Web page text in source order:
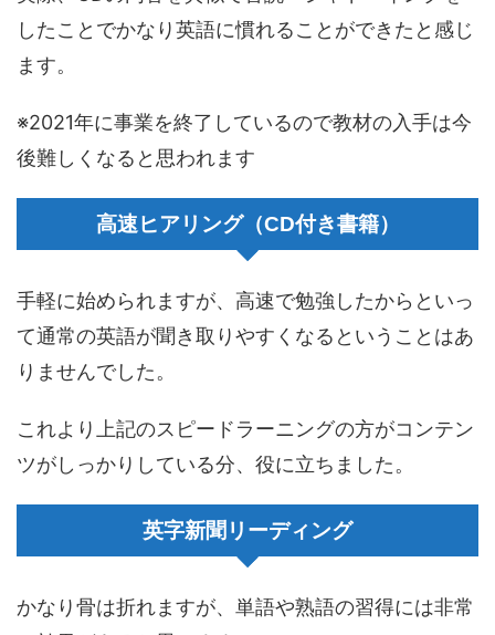
したことでかなり英語に慣れることができたと感じ
ます。
※2021年に事業を終了しているので教材の入手は今
後難しくなると思われます
高速ヒアリング（CD付き書籍）
手軽に始められますが、高速で勉強したからといっ
て通常の英語が聞き取りやすくなるということはあ
りませんでした。
これより上記のスピードラーニングの方がコンテン
ツがしっかりしている分、役に立ちました。
英字新聞リーディング
かなり骨は折れますが、単語や熟語の習得には非常